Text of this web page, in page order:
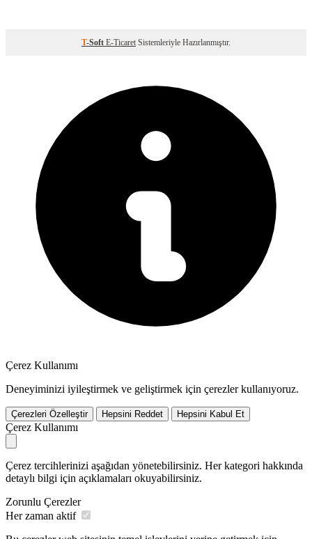
T-Soft E-Ticaret Sistemleriyle Hazırlanmıştır.
Çerez Kullanımı
Deneyiminizi iyileştirmek ve geliştirmek için çerezler kullanıyoruz.
Çerezleri Özelleştir Hepsini Reddet Hepsini Kabul Et
Çerez Kullanımı
Çerez tercihlerinizi aşağıdan yönetebilirsiniz. Her kategori hakkında
detaylı bilgi için açıklamaları okuyabilirsiniz.
Zorunlu Çerezler
Her zaman aktif